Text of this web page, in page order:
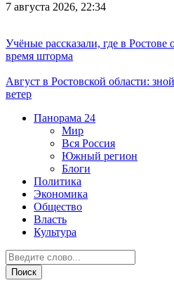
7 августа 2026, 22:34
Учёные рассказали, где в Ростове
время шторма
Август в Ростовской области:
ветер
Панорама 24
Мир
Вся Россия
Южный регион
Блоги
Политика
Экономика
Общество
Власть
Культура